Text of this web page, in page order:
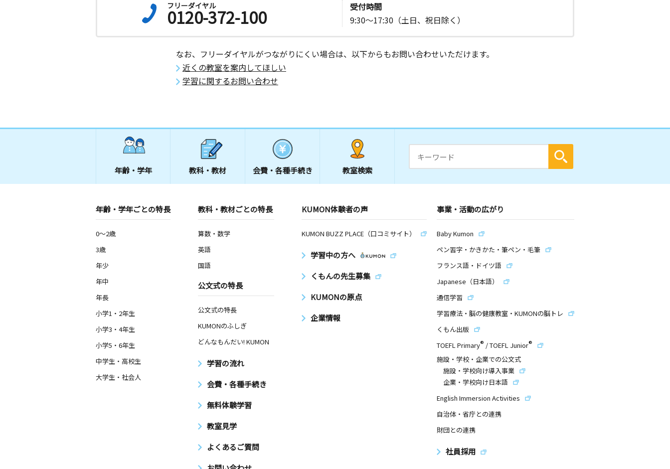
広島県広島市安佐南区西原２丁目３６－８ メゾ
ン西原１０１号室
西原４丁目教室
水 木 金 土
日
広島県広島市安佐南区西原４丁目９－１６ 松田
広島県広島市安佐南区祇園８－４－３６ 祇園北
不動院駅前教室
スヒロビル１階
春日野中央公園前教室
広島県広島市安佐南区山本新町３丁目２３－３
金 土 日
広島県広島市安佐南区山本新町３丁目２２－１
フリーダイヤル
0120-372-100
受付時間
9:30～17:30（土日、祝日除く）
なお、フリーダイヤルがつながりにくい場合は、以下からもお問い合わせいただけます。
近くの教室を案内してほしい
学習に関するお問い合わせ
年齢・学年 教科・教材 会費・ 各種手続き 教室検索
年齢・学年ごとの特長
0～2歳
3歳
年少
年中
年長
小学1・2年生
小学3・4年生
小学5・6年生
中学生・高校生
大学生・社会人
教科・教材ごとの特長
算数・数学
英語
国語
公文式の特長
公文式の特長
KUMONのふしぎ
どんなもんだい! KUMON
学習の流れ
会費・各種手続き
無料体験学習
教室見学
よくあるご質問
KUMON体験者の声
KUMON BUZZ PLACE（口コミサイト）
学習中の方へ
くもんの先生募集
KUMONの原点
企業情報
事業・活動の広がり
Baby Kumon
ペン習字・かきかた・筆ペン・毛筆
フランス語・ドイツ語
Japanese（日本語）
通信学習
学習療法・脳の健康教室・KUMONの脳トレ
くもん出版
TOEFL Primary® /TOEFL Junior®
施設・学校・企業での公文式
施設・学校向け導入事業
企業・学校向け日本語
English Immersion Activities
自治体・省庁との連携
財団との連携
社員採用